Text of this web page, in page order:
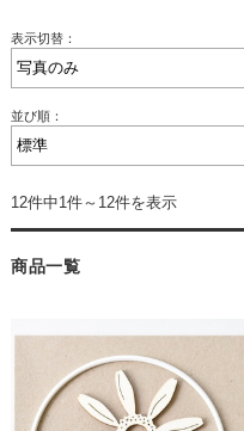
表示切替：
並び順：
12件中1件～12件を表示
商品一覧